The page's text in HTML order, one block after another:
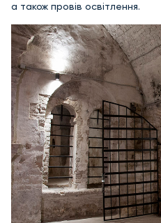
а також провів освітлення.